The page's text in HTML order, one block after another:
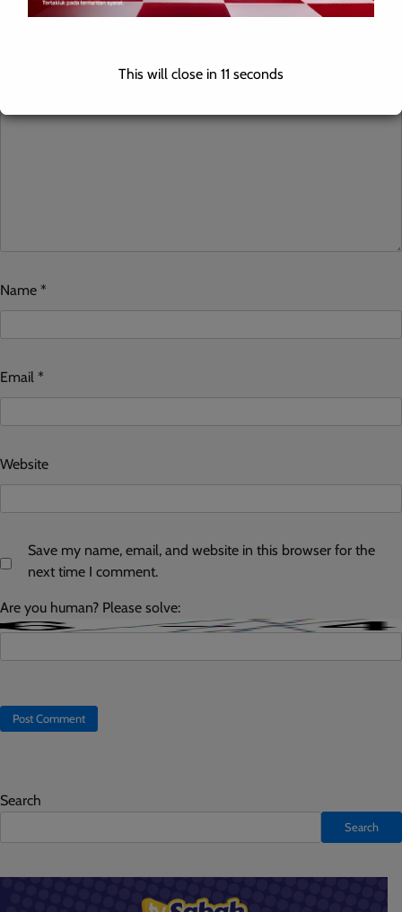
marked*
Name *
Email *
Website
Save my name, email, and website in this browser for the
next time I comment.
Are you human? Please solve:
Search
Search
This will close in 10 seconds